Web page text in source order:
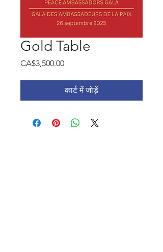
Gold Table
CA$3,500.00मूल्य
कार्ट में जोड़ें